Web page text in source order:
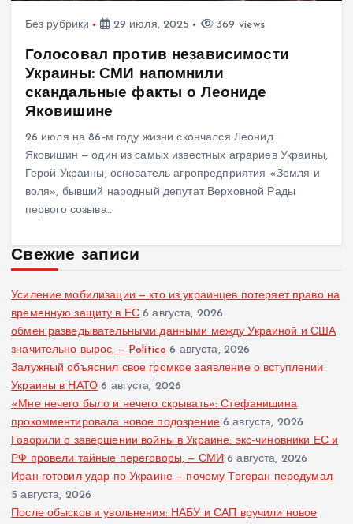
Без рубрики 29 июля, 2025 369 views
Голосовал против независимости
Украины: СМИ напомнили
скандальные факты о Леониде
Яковишине
26 июля на 86-м году жизни скончался Леонид
Яковишин — один из самых известных аграриев Украины,
Герой Украины, основатель агропредприятия «Земля и
воля», бывший народный депутат Верховной Рады
первого созыва…
Свежие записи
Усиление мобилизации — кто из украинцев потеряет право на
временную защиту в ЕС 6 августа, 2026
обмен разведывательными данными между Украиной и США
значительно вырос, — Politico 6 августа, 2026
Залужный объяснил свое громкое заявление о вступлении
Украины в НАТО 6 августа, 2026
«Мне нечего было и нечего скрывать»: Стефанишина
прокомментировала новое подозрение 6 августа, 2026
Говорили о завершении войны в Украине: экс-чиновники ЕС и
РФ провели тайные переговоры, — СМИ 6 августа, 2026
Иран готовил удар по Украине — почему Тегеран передумал
5 августа, 2026
После обысков и увольнения: НАБУ и САП вручили новое